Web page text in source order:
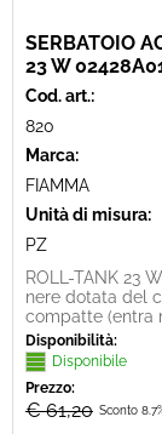
SERBATOIO
23 W
Cod. art.:
820
Marca:
FIAMMA
Unità di misura:
PZ
ROLL-TANK 23
nere dotata del
compatte (entra
Disponibilità:
Disponibile
Prezzo:
€ 61,20 Sconto